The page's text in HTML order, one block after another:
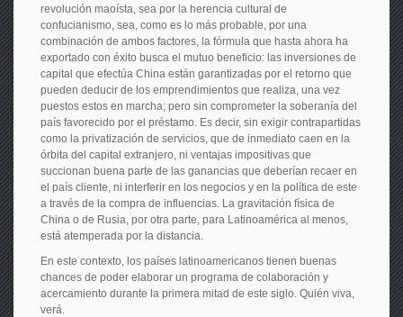
revolución maoísta, sea por la herencia cultural de
confucianismo, sea, como es lo más probable, por una
combinación de ambos factores, la fórmula que hasta ahora ha
exportado con éxito busca el mutuo beneficio: las inversiones de
capital que efectúa China están garantizadas por el retorno que
pueden deducir de los emprendimientos que realiza, una vez
puestos estos en marcha; pero sin comprometer la soberanía del
país favorecido por el préstamo. Es decir, sin exigir contrapartidas
como la privatización de servicios, que de inmediato caen en la
órbita del capital extranjero, ni ventajas impositivas que
succionan buena parte de las ganancias que deberían recaer en
el país cliente, ni interferir en los negocios y en la política de este
a través de la compra de influencias. La gravitación física de
China o de Rusia, por otra parte, para Latinoamérica al menos,
está atemperada por la distancia.
En este contexto, los países latinoamericanos tienen buenas
chances de poder elaborar un programa de colaboración y
acercamiento durante la primera mitad de este siglo. Quién viva,
verá.